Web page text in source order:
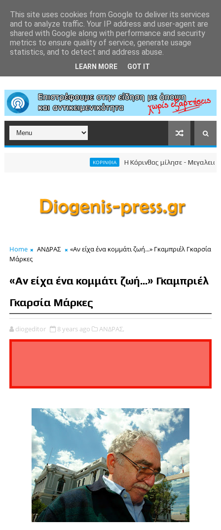
ΚΟΡΙΝΘΙΑ Η Κόρινθος μίλησε - Μεγαλειώδης
Home ΑΝΔΡΑΣ
«Αν είχα ένα κομμάτι ζωή...» Γκαμπριέλ Γκαρσία
Μάρκες
«Αν είχα ένα κομμάτι ζωή...» Γκαμπριέλ
Γκαρσία Μάρκες
diogeditor 8 years ago ΑΝΔΡΑΣ,
This site uses cookies from Google to deliver its services
and to analyze traffic. Your IP address and user-agent are
shared with Google along with performance and security
metrics to ensure quality of service, generate usage
statistics, and to detect and address abuse.
LEARN MORE GOT IT